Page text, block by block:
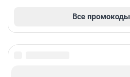
Все промокоды